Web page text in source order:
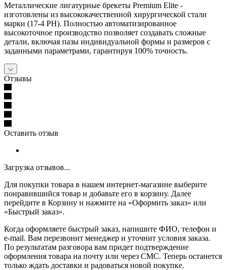
Металлические лигатурные брекеты Premium Elite -
изготовлены из высококачественной хирургической стали
марки (17-4 PH). Полностью автоматизированное
высокоточное производство позволяет создавать сложные
детали, включая пазы индивидуальной формы и размеров с
заданными параметрами, гарантируя 100% точность.
Отзывы
Оставить отзыв
Загрузка отзывов...
Для покупки товара в нашем интернет-магазине выберите
понравившийся товар и добавьте его в корзину. Далее
перейдите в Корзину и нажмите на «Оформить заказ» или
«Быстрый заказ».
Когда оформляете быстрый заказ, напишите ФИО, телефон и
e-mail. Вам перезвонит менеджер и уточнит условия заказа.
По результатам разговора вам придет подтверждение
оформления товара на почту или через СМС. Теперь останется
только ждать доставки и радоваться новой покупке.